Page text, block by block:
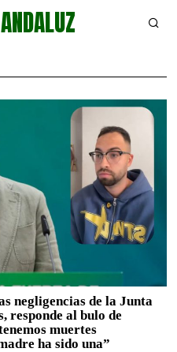
negligencias de la Junta
responde al bulo de
muertes
ha sido una”